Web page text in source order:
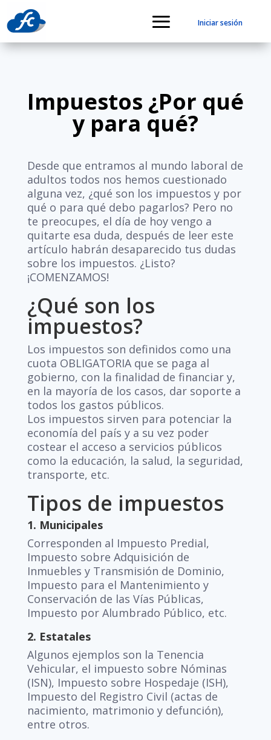
Iniciar sesión
Impuestos ¿Por qué
y para qué?
Desde que entramos al mundo laboral de
adultos todos nos hemos cuestionado
alguna vez, ¿qué son los impuestos y por
qué o para qué debo pagarlos? Pero no
te preocupes, el día de hoy vengo a
quitarte esa duda, después de leer este
artículo habrán desaparecido tus dudas
sobre los impuestos. ¿Listo?
¡COMENZAMOS!
¿Qué son los
impuestos?
Los impuestos son definidos como una
cuota OBLIGATORIA que se paga al
gobierno, con la finalidad de financiar y,
en la mayoría de los casos, dar soporte a
todos los gastos públicos.
Los impuestos sirven para potenciar la
economía del país y a su vez poder
costear el acceso a servicios públicos
como la educación, la salud, la seguridad,
transporte, etc.
Tipos de impuestos
1. Municipales
Corresponden al Impuesto Predial,
Impuesto sobre Adquisición de
Inmuebles y Transmisión de Dominio,
Impuesto para el Mantenimiento y
Conservación de las Vías Públicas,
Impuesto por Alumbrado Público, etc.
2. Estatales
Algunos ejemplos son la Tenencia
Vehicular, el impuesto sobre Nóminas
(ISN), Impuesto sobre Hospedaje (ISH),
Impuesto del Registro Civil (actas de
nacimiento, matrimonio y defunción),
entre otros.